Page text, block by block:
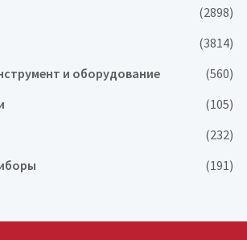
(2898)
(3814)
и оборудование
(560)
(105)
(232)
(191)